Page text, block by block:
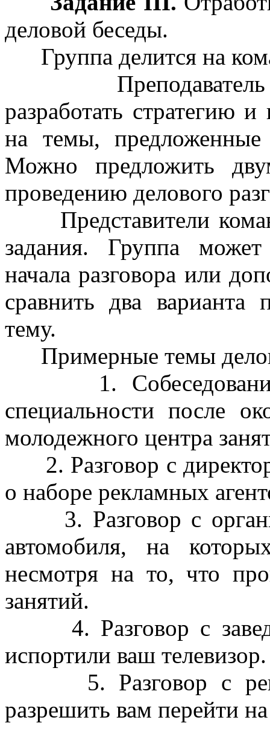
деловой беседы.
Группа делится на
Преподаватель
разработать стратегию
на темы,
Можно предложить
проведению делового
Представители
задания. Группа
начала разговора или
сравнить два варианта
тему.
Примерные темы
1. Собеседование
специальности после
молодежного центра
2. Разговор с
о наборе рекламных
3. Разговор с
автомобиля, на
несмотря на то, что
занятий.
4. Разговор с
испортили ваш телевизор.
5. Разговор с
разрешить вам перейти